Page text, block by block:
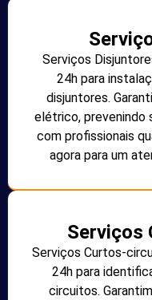
Serviços
24h para
disjuntores.
elétrico, prevenindo
com profissionais
agora para um
Serviços
Serviços Curtos-
24h para
circuitos.